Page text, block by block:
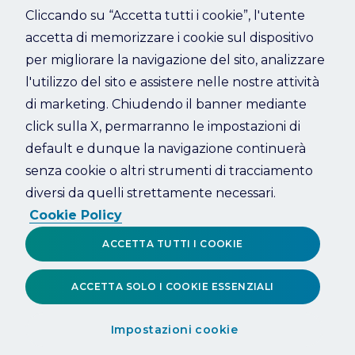
Refresh
Cliccando su “Accetta tutti i cookie”, l'utente
accetta di memorizzare i cookie sul dispositivo
per migliorare la navigazione del sito, analizzare
l'utilizzo del sito e assistere nelle nostre attività
di marketing. Chiudendo il banner mediante
click sulla X, permarranno le impostazioni di
default e dunque la navigazione continuerà
senza cookie o altri strumenti di tracciamento
diversi da quelli strettamente necessari.
Cookie Policy
Impostazioni cookie
ACCETTA SOLO I COOKIE ESSENZIALI
ACCETTA TUTTI I COOKIE